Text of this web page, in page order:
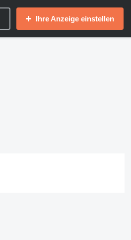
Ihre Anzeige einstellen